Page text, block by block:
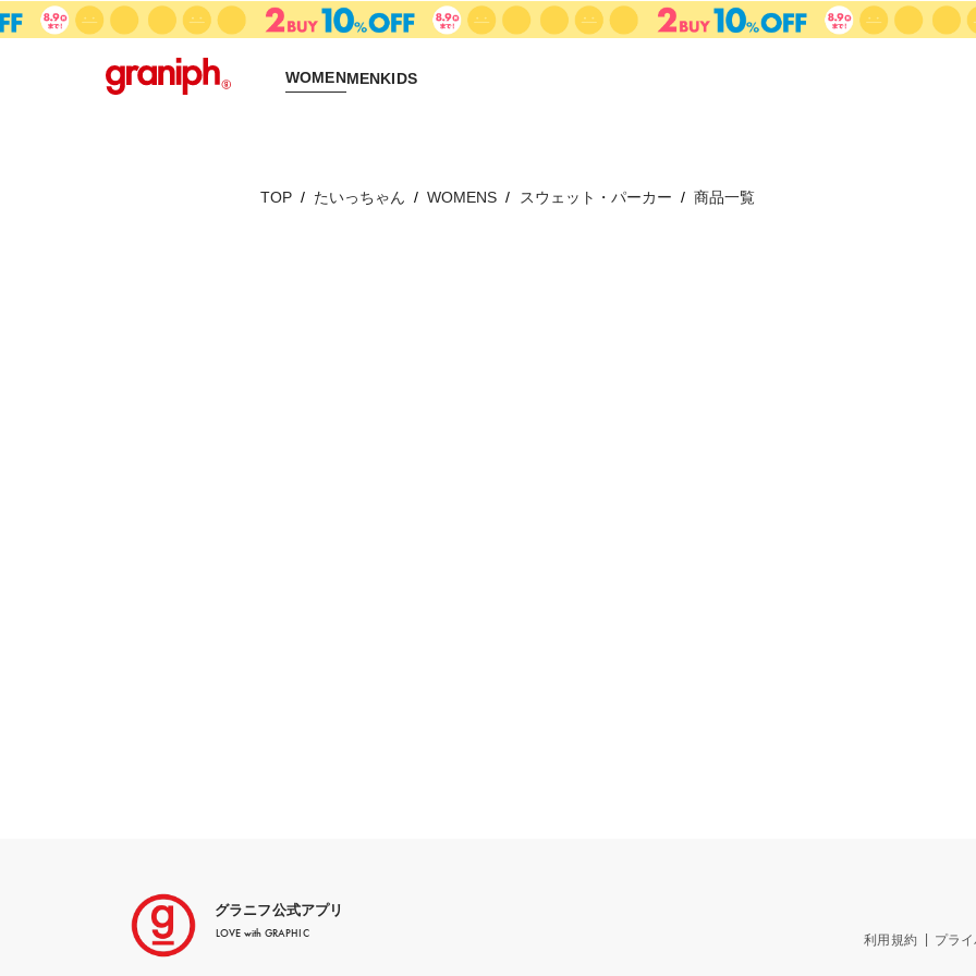
WOMENMENKIDS
TOP たいっちゃん WOMENS スウェット・パーカー 商品一覧
グラニフ公式アプリ
LOVE with GRAPHIC 利用規約 プラ